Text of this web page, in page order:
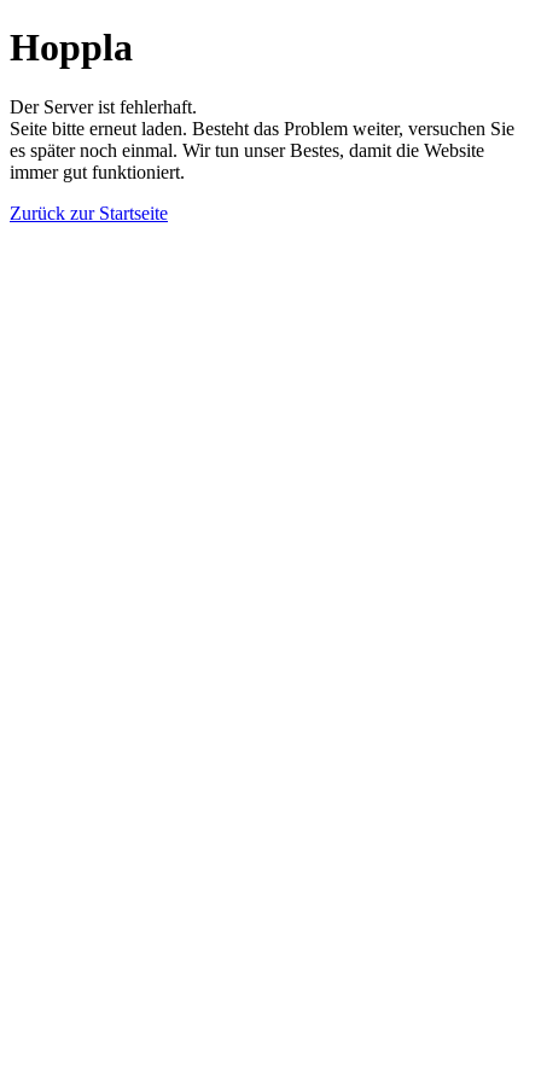
Hoppla
Der Server ist fehlerhaft.
Seite bitte erneut laden. Besteht das Problem weiter, versuchen Sie
es später noch einmal. Wir tun unser Bestes, damit die Website
immer gut funktioniert.
Zurück zur Startseite